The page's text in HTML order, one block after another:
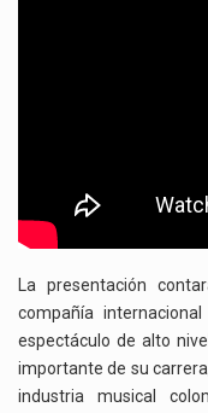
La presentación
compañía
espectáculo de alto
importante de su
industria musical